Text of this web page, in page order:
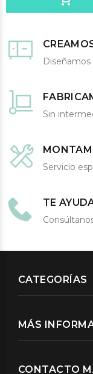
Sin
Servicio
TE
CATEGORÍAS
MÁS
CONTACTO